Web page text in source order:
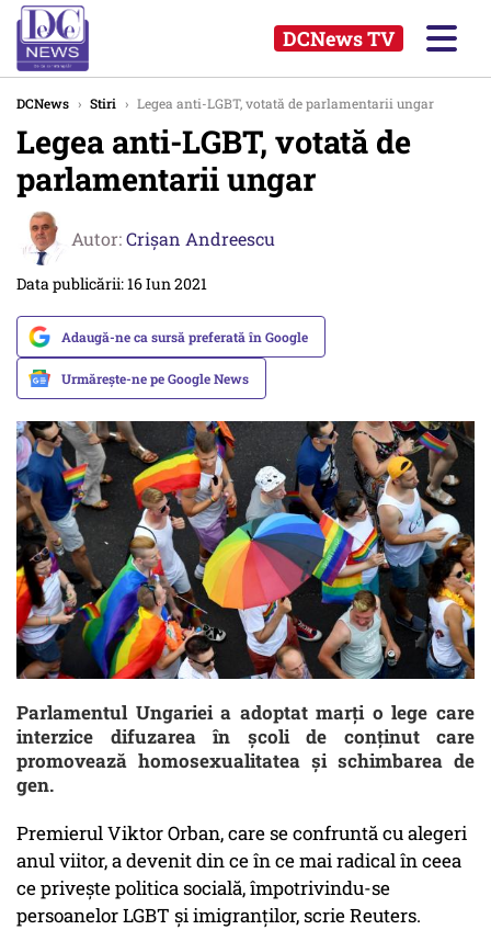
DCNews TV
DCNews › Stiri › Legea anti-LGBT, votată de parlamentarii ungar
Legea anti-LGBT, votată de
parlamentarii ungar
Autor:Crişan Andreescu
Data publicării: 16 Iun 2021
Adaugă-ne ca sursă preferată în Google
Urmărește-ne pe Google News
Parlamentul Ungariei a adoptat marţi o lege care
interzice difuzarea în şcoli de conţinut care
promovează homosexualitatea şi schimbarea de
gen.
Premierul Viktor Orban, care se confruntă cu alegeri
anul viitor, a devenit din ce în ce mai radical în ceea
ce priveşte politica socială, împotrivindu-se
persoanelor LGBT şi imigranţilor, scrie Reuters.